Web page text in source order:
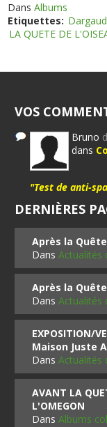
DansAlbums
Etiquettes: Dargaud
LA QUETE DE
VOS
Bruno
dans
"Test de anti-
DERNIÈRES
Après la
DansActualités
Après la
DansActualités
EXPOSITION/
Maison Juste
DansActualités
AVANT LA
L'OMEGON
DansAlbums